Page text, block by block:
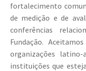
fortalecimento
de medição e de
conferências
Fundação.
organizações
instituições que